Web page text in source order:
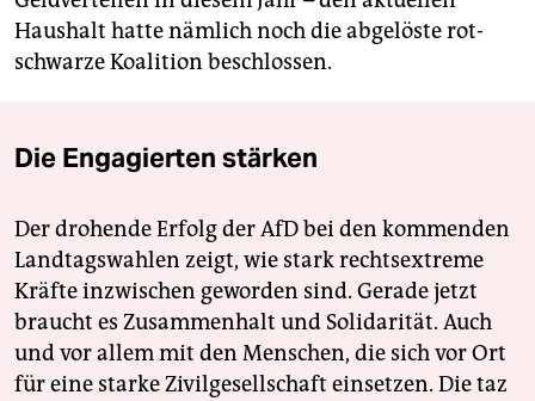
Haushalt hatte nämlich noch die abgelöste rot-
schwarze Koalition beschlossen.
Die Engagierten stärken
Der drohende Erfolg der AfD bei den kommenden
Landtagswahlen zeigt, wie stark rechtsextreme
Kräfte inzwischen geworden sind. Gerade jetzt
braucht es Zusammenhalt und Solidarität. Auch
und vor allem mit den Menschen, die sich vor Ort
für eine starke Zivilgesellschaft einsetzen. Die taz